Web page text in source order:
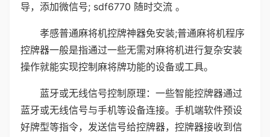
导，添加微信号; sdf6770 随时交流 。
孝感普通麻将机控牌神器免安装;普通麻将机程序
控牌器一般是指通过一些无需对麻将机进行复杂安装
操作就能实现控制麻将牌功能的设备或工具。
蓝牙或无线信号控制原理：一些智能控牌器通过
蓝牙或无线信号与手机等设备连接。手机端软件预设
好牌型等指令，发送信号给控牌器，控牌器接收到信